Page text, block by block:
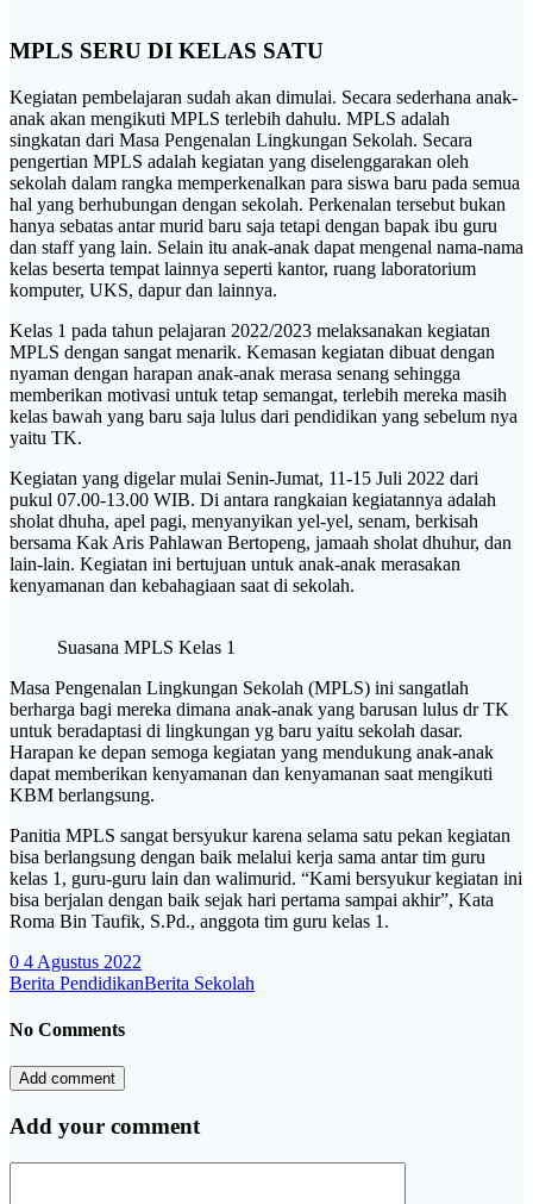
MPLS SERU DI KELAS SATU
Kegiatan pembelajaran sudah akan dimulai. Secara sederhana anak-
anak akan mengikuti MPLS terlebih dahulu. MPLS adalah
singkatan dari Masa Pengenalan Lingkungan Sekolah. Secara
pengertian MPLS adalah kegiatan yang diselenggarakan oleh
sekolah dalam rangka memperkenalkan para siswa baru pada semua
hal yang berhubungan dengan sekolah. Perkenalan tersebut bukan
hanya sebatas antar murid baru saja tetapi dengan bapak ibu guru
dan staff yang lain. Selain itu anak-anak dapat mengenal nama-nama
kelas beserta tempat lainnya seperti kantor, ruang laboratorium
komputer, UKS, dapur dan lainnya.
Kelas 1 pada tahun pelajaran 2022/2023 melaksanakan kegiatan
MPLS dengan sangat menarik. Kemasan kegiatan dibuat dengan
nyaman dengan harapan anak-anak merasa senang sehingga
memberikan motivasi untuk tetap semangat, terlebih mereka masih
kelas bawah yang baru saja lulus dari pendidikan yang sebelum nya
yaitu TK.
Kegiatan yang digelar mulai Senin-Jumat, 11-15 Juli 2022 dari
pukul 07.00-13.00 WIB. Di antara rangkaian kegiatannya adalah
sholat dhuha, apel pagi, menyanyikan yel-yel, senam, berkisah
bersama Kak Aris Pahlawan Bertopeng, jamaah sholat dhuhur, dan
lain-lain. Kegiatan ini bertujuan untuk anak-anak merasakan
kenyamanan dan kebahagiaan saat di sekolah.
Suasana MPLS Kelas 1
Masa Pengenalan Lingkungan Sekolah (MPLS) ini sangatlah
berharga bagi mereka dimana anak-anak yang barusan lulus dr TK
untuk beradaptasi di lingkungan yg baru yaitu sekolah dasar.
Harapan ke depan semoga kegiatan yang mendukung anak-anak
dapat memberikan kenyamanan dan kenyamanan saat mengikuti
KBM berlangsung.
Panitia MPLS sangat bersyukur karena selama satu pekan kegiatan
bisa berlangsung dengan baik melalui kerja sama antar tim guru
kelas 1, guru-guru lain dan walimurid. “Kami bersyukur kegiatan ini
bisa berjalan dengan baik sejak hari pertama sampai akhir”, Kata
Roma Bin Taufik, S.Pd., anggota tim guru kelas 1.
0 4 Agustus 2022
Berita PendidikanBerita Sekolah
No Comments
Add comment
Add your comment